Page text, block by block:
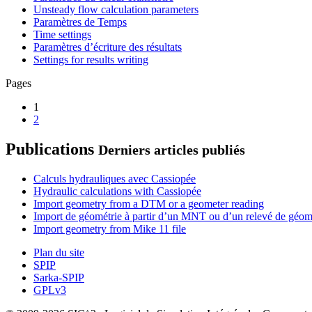
Unsteady flow calculation parameters
Paramètres de Temps
Time settings
Paramètres d’écriture des résultats
Settings for results writing
Pages
1
2
Publications Derniers articles publiés
Calculs hydrauliques avec Cassiopée
Hydraulic calculations with Cassiopée
Import geometry from a DTM or a geometer reading
Import de géométrie à partir d’un MNT ou d’un relevé de
Import geometry from Mike 11 file
Plan du site
SPIP
Sarka-SPIP
GPLv3